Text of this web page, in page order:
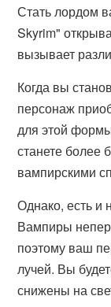
Стать лордом
Skyrim"
вызывает
Когда вы
персонаж
для этой
станете более
вампирскими
Однако, есть и
Вампиры
поэтому ваш
лучей. Вы
снижены на